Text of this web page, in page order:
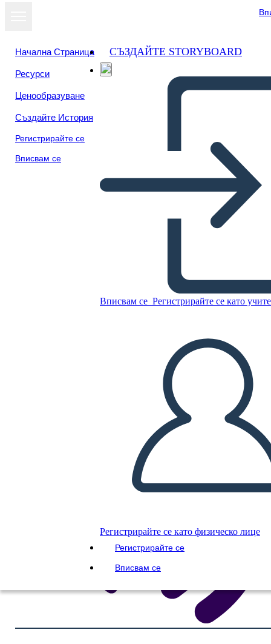
Начална Страница
Ресурси
Ценообразуване
Създайте История
Регистрирайте се
Вписвам се
СЪЗДАЙТЕ STORYBOARD
Вписвам се Регистрирайте се като
Регистрирайте се като физическо лице
Регистрирайте се
Вписвам се
ПУСКАНЕ НА СЛАЙДШОУ
ЧЕТИ МИ